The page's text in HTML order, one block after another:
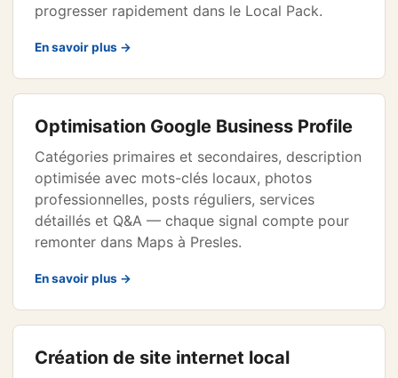
progresser rapidement dans le Local Pack.
En savoir plus →
Optimisation Google Business Profile
Catégories primaires et secondaires, description
optimisée avec mots-clés locaux, photos
professionnelles, posts réguliers, services
détaillés et Q&A — chaque signal compte pour
remonter dans Maps à Presles.
En savoir plus →
Création de site internet local